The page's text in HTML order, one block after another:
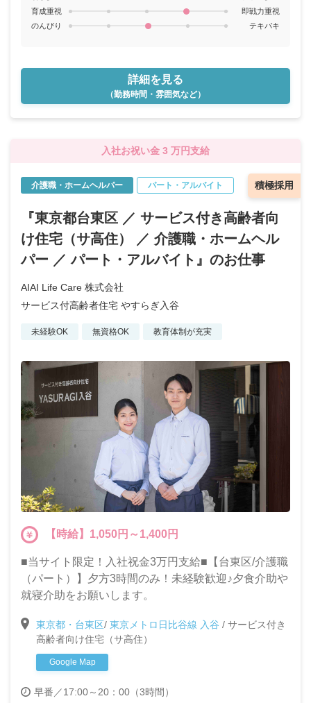
育成重視
即戦力重視
のんびり
テキパキ
詳細を見る
（勤務時間・雰囲気など）
入社お祝い金 3 万円支給
積極採用
介護職・ホームヘルパー パート・アルバイト
『東京都台東区 ／ サービス付き高齢者向
け住宅（サ高住） ／ 介護職・ホームヘル
パー ／ パート・アルバイト』のお仕事
AIAI Life Care 株式会社
サービス付高齢者住宅 やすらぎ入谷
未経験OK 無資格OK 教育体制が充実
【時給】1,050円～1,400円
■当サイト限定！入社祝金3万円支給■【台東区/介護職
（パート）】夕方3時間のみ！未経験歓迎♪夕食介助や
就寝介助をお願いします。
東京都・台東区/ 東京メトロ日比谷線 入谷 / サービス付き
高齢者向け住宅（サ高住）
Google Map
早番／17:00～20：00（3時間）